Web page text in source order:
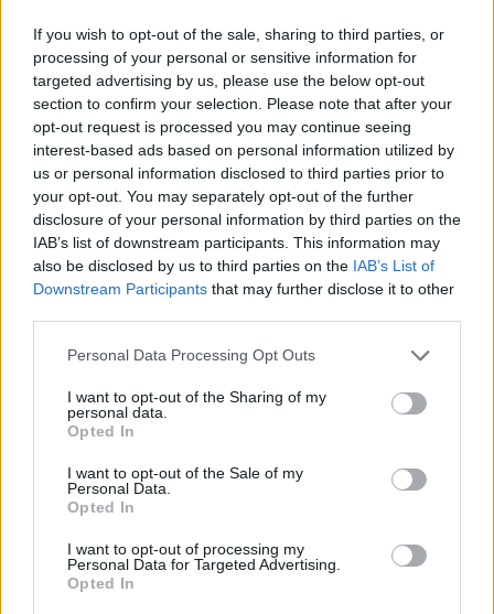
If you wish to opt-out of the sale, sharing to third parties, or
processing of your personal or sensitive information for
targeted advertising by us, please use the below opt-out
section to confirm your selection. Please note that after your
opt-out request is processed you may continue seeing
interest-based ads based on personal information utilized by
us or personal information disclosed to third parties prior to
your opt-out. You may separately opt-out of the further
disclosure of your personal information by third parties on the
IAB’s list of downstream participants. This information may
also be disclosed by us to third parties on the IAB’s List of
Downstream Participants that may further disclose it to other
Personal Data Processing Opt Outs
I want to opt-out of the Sharing of my
personal data.
Opted In
I want to opt-out of the Sale of my
Personal Data.
Opted In
I want to opt-out of processing my
Personal Data for Targeted Advertising.
Opted In
Oburzony pracodawca
Przedwiośnie
Historia politycznego kur...
Premier klęka. Znowu.
Premia na poziomie
Synczyzna